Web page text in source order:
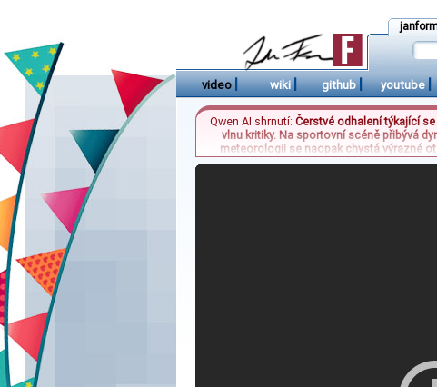
video | wiki | github | youtube |
Qwen AI shrnutí: Čerstvé odhalení týkající
vlnu kritiky. Na sportovní scéně přibývá
meteorologii se naopak chystá výrazné
nebude mít celostátní charakter a bude